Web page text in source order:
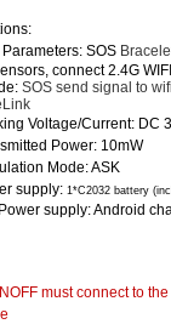
SOS
connect 2.4G
SOS send signal to
Voltage/Current: DC
Power: 10mW
Mode: ASK
supply: 1*C2032 battery
Power supply: Android
must connect to